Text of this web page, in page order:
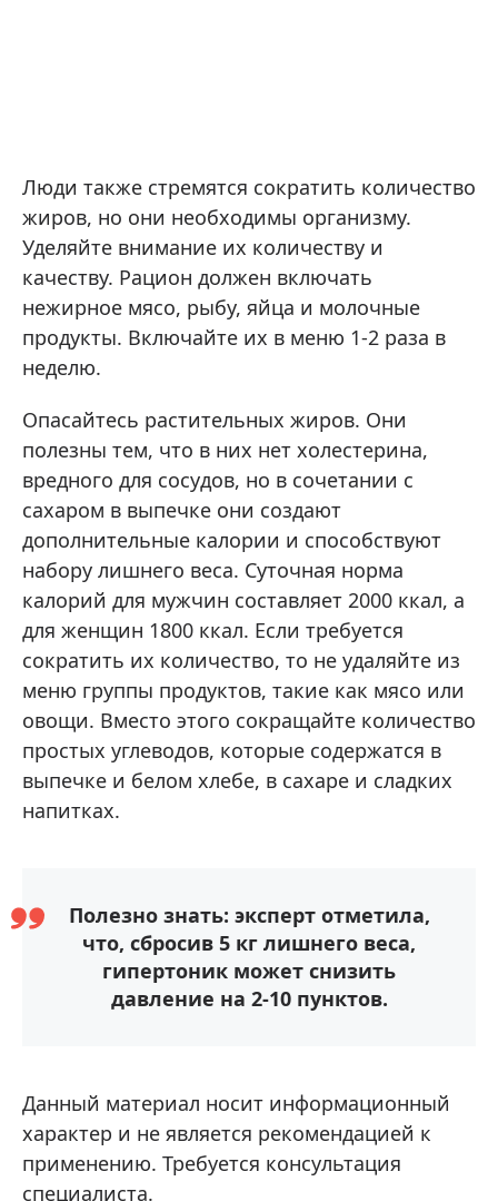
Люди также стремятся сократить количество
жиров, но они необходимы организму.
Уделяйте внимание их количеству и
качеству. Рацион должен включать
нежирное мясо, рыбу, яйца и молочные
продукты. Включайте их в меню 1-2 раза в
неделю.
Опасайтесь растительных жиров. Они
полезны тем, что в них нет холестерина,
вредного для сосудов, но в сочетании с
сахаром в выпечке они создают
дополнительные калории и способствуют
набору лишнего веса. Суточная норма
калорий для мужчин составляет 2000 ккал, а
для женщин 1800 ккал. Если требуется
сократить их количество, то не удаляйте из
меню группы продуктов, такие как мясо или
овощи. Вместо этого сокращайте количество
простых углеводов, которые содержатся в
выпечке и белом хлебе, в сахаре и сладких
напитках.
Полезно знать: эксперт отметила,
что, сбросив 5 кг лишнего веса,
гипертоник может снизить
давление на 2-10 пунктов.
Данный материал носит информационный
характер и не является рекомендацией к
применению. Требуется консультация
специалиста.